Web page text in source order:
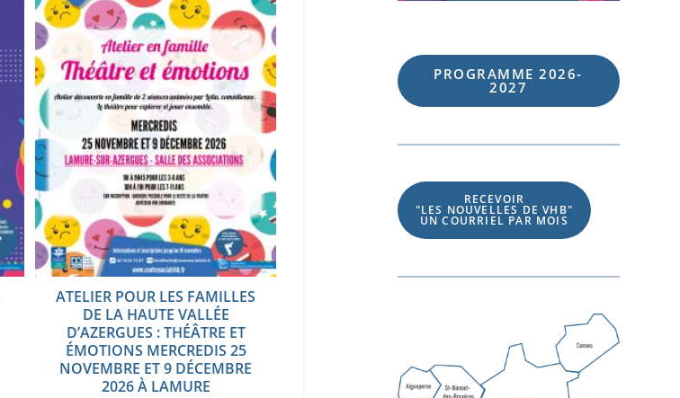
ATELIER POUR LES FAMILLES
DE LA HAUTE VALLÉE
D’AZERGUES : THÉÂTRE ET
ÉMOTIONS MERCREDIS 25
NOVEMBRE ET 9 DÉCEMBRE
2026 À LAMURE
PROGRAMME 2026-
2027
RECEVOIR
"LES NOUVELLES DE VHB"
UN COURRIEL PAR MOIS